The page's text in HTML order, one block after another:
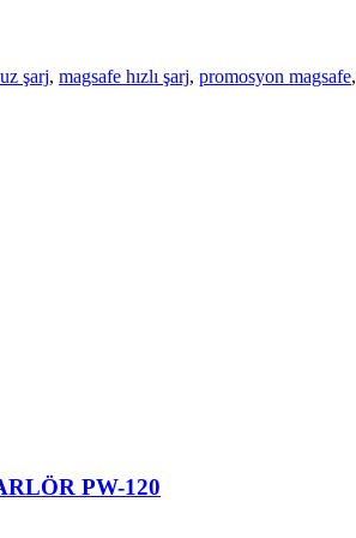
şarj, magsafe hızlı şarj, promosyon magsafe,
PW-120